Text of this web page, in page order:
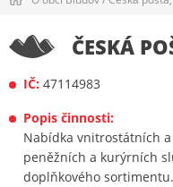
ČESKÁ
IČ: 47114983
Popis činnosti:
Nabídka vnitrostátních
peněžních a kurýrních
doplňkového